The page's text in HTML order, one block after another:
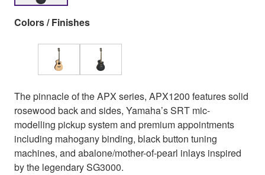
Colors / Finishes
The pinnacle of the APX series, APX1200 features solid
rosewood back and sides, Yamaha’s SRT mic-
modelling pickup system and premium appointments
including mahogany binding, black button tuning
machines, and abalone/mother-of-pearl inlays inspired
by the legendary SG3000.